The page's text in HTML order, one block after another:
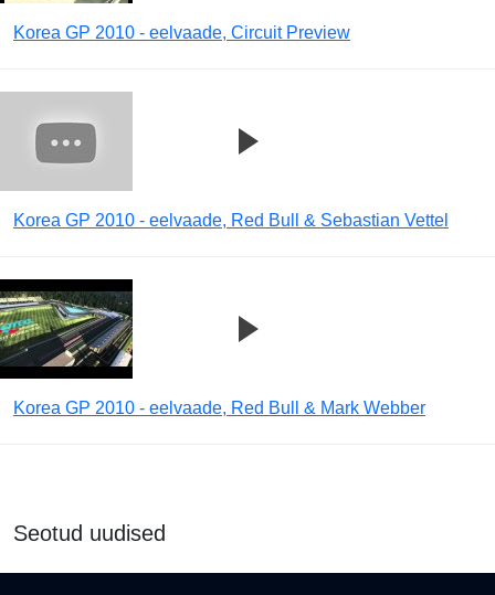
Korea GP 2010 - eelvaade, Circuit Preview
Korea GP 2010 - eelvaade, Red Bull & Sebastian Vettel
Korea GP 2010 - eelvaade, Red Bull & Mark Webber
Seotud uudised